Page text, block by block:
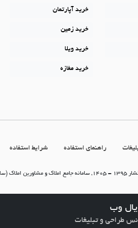
خرید آپارتمان
خرید زمین
خرید ویلا
خرید مغازه
راهنمای استفاده شرایط استفاده
جاما)
وب
طراحی و تبلیغات